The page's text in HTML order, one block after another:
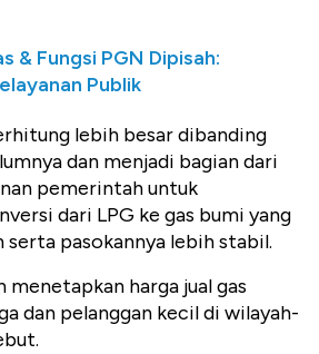
& Fungsi PGN Dipisah:
Publik
lebih besar dibanding
dan menjadi bagian dari
pemerintah untuk
dari LPG ke gas bumi yang
pasokannya lebih stabil.
menetapkan harga jual gas
dan pelanggan kecil di wilayah-